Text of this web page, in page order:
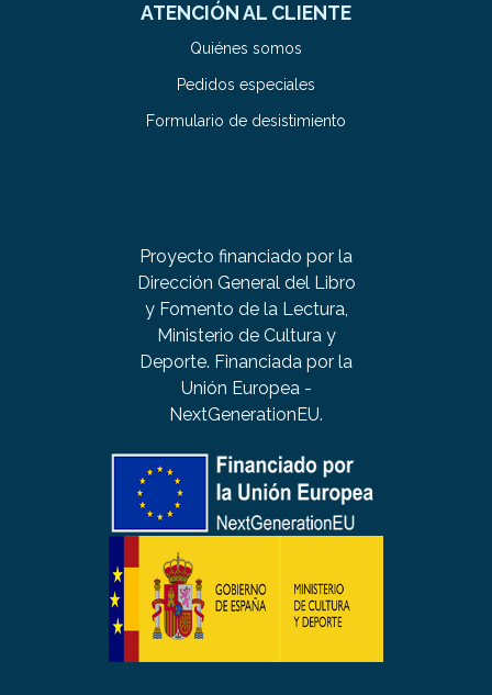
ATENCIÓN AL CLIENTE
Quiénes somos
Pedidos especiales
Formulario de desistimiento
Proyecto financiado por la
Dirección General del Libro
y Fomento de la Lectura,
Ministerio de Cultura y
Deporte. Financiada por la
Unión Europea -
NextGenerationEU.